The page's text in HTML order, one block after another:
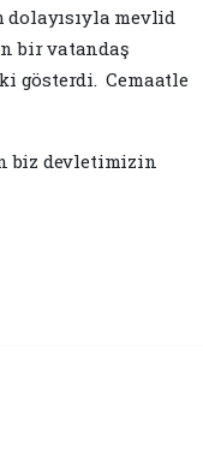
mevlid
bir vatandaş
gösterdi. Cemaatle
biz devletimizin